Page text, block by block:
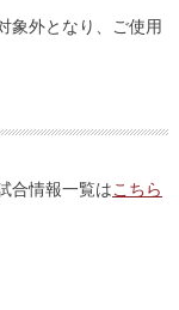
象外となり、ご使用
合情報一覧はこちら